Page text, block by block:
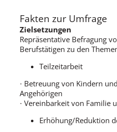
Fakten zur Umfrage
Zielsetzungen
Repräsentative Befragung
Berufstätigen zu den
Teilzeitarbeit
· Betreuung von Kindern
Angehörigen
· Vereinbarkeit von Familie
Erhöhung/Reduktion